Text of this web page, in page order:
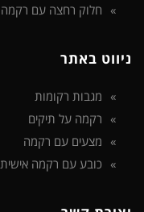
חלוק רחצה עם רקמה
ניווט באתר
מגבות רקומות
רקמה על תיקים
מצעים עם רקמה
כובע עם רקמה אישית